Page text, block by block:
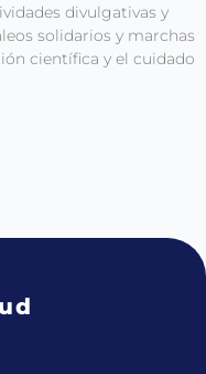
divulgativas y
solidarios y marchas
científica y el cuidado